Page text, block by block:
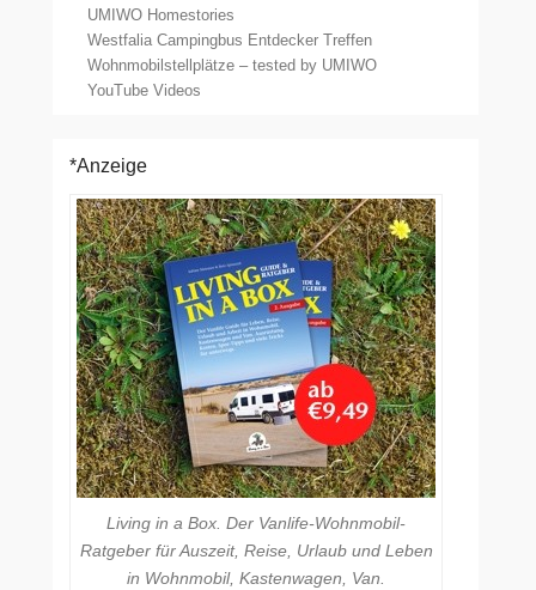
UMIWO Homestories
Westfalia Campingbus Entdecker Treffen
Wohnmobilstellplätze – tested by UMIWO
YouTube Videos
*Anzeige
Living in a Box. Der Vanlife-Wohnmobil-
Ratgeber für Auszeit, Reise, Urlaub und Leben
in Wohnmobil, Kastenwagen, Van.